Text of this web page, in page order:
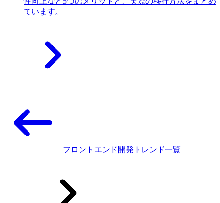
ています。
フロントエンド開発トレンド一覧